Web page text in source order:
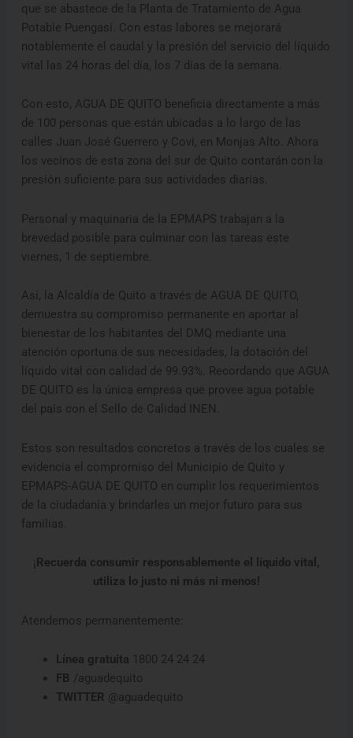
que se abastece de la Planta de Tratamiento de Agua
Potable Puengasí. Con estas labores se mejorará
notablemente el caudal y la presión del servicio del líquido
vital las 24 horas del día, los 7 días de la semana.
Con esto, AGUA DE QUITO beneficia directamente a más
de 100 personas que están ubicadas a lo largo de las
calles Juan José Guerrero y Covi, en Monjas Alto. Ahora
los vecinos de esta zona del sur de Quito contarán con la
presión suficiente para sus actividades diarias.
Personal y maquinaria de la EPMAPS trabajan a la
brevedad posible para culminar con las tareas este
viernes, 1 de septiembre.
Así, la Alcaldía de Quito a través de AGUA DE QUITO,
demuestra su compromiso permanente en aportar al
bienestar de los habitantes del DMQ mediante una
atención oportuna de sus necesidades, la dotación del
líquido vital con calidad de 99.93%. Recordando que AGUA
DE QUITO es la única empresa que provee agua potable
del país con el Sello de Calidad INEN.
Estos son resultados concretos a través de los cuales se
evidencia el compromiso del Municipio de Quito y
EPMAPS-AGUA DE QUITO en cumplir los requerimientos
de la ciudadanía y brindarles un mejor futuro para sus
familias.
Recuerda consumir responsablemente el líquido vital,
utiliza lo justo ni más ni menos!
Atendemos permanentemente:
Línea gratuita 1800 24 24 24
FB /aguadequito
TWITTER @aguadequito